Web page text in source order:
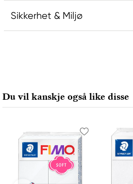
Sikkerhet & Miljø
90427 Nuernberg, Germany
Info_EN.CA@staedtler.com
Du vil kanskje også like disse